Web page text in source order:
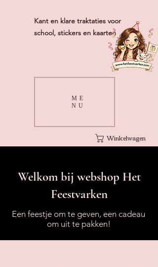
Winkelwagen
Welkom bij webshop Het
Feestvarken
Een feestje om te geven, een cadeau
om uit te pakken!
ME
NU
Kant en klare traktaties voor
school, stickers en kaarten